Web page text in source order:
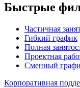
Быстрые
Частичная
Гибкий график
Полная
Проектная
Сменный
Корпоративная